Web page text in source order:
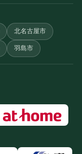
北名古屋市
羽島市